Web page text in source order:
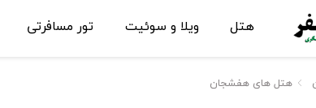
هتل ویلا و سوئیت تور مسافرتی
هتل های هفشجان